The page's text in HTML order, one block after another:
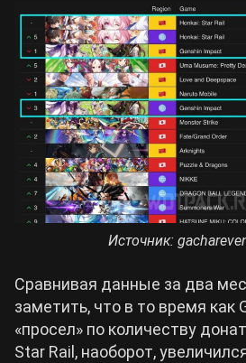
Источник:
Сравнивая данные за два
заметить, что в то время как
«просел» по количеству
Star Rail, наоборот,